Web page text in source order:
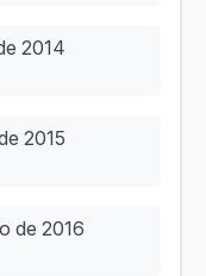
2014
2015
de 2016